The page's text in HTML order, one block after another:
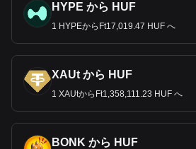
HYPE から HUF
1 HYPEからFt17,019.47 HUF へ
XAUt から HUF
1 XAUtからFt1,358,111.23 HUF へ
BONK から HUF